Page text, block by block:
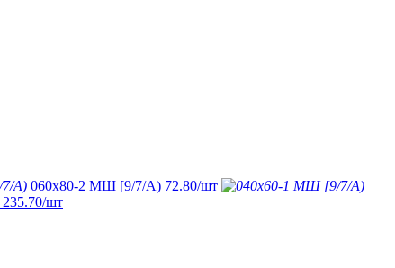
060х80-2 МШ [9/7/А) 72.80/шт
235.70/шт